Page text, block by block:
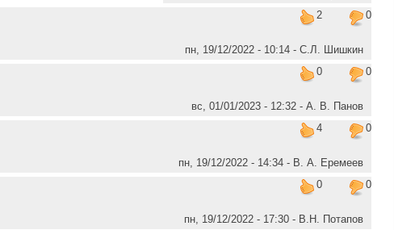
2
0
пн, 19/12/2022 - 10:14 - С.Л. Шишкин
0
0
вс, 01/01/2023 - 12:32 - А. В. Панов
4
0
пн, 19/12/2022 - 14:34 - В. А. Еремеев
0
0
пн, 19/12/2022 - 17:30 - В.Н. Потапов